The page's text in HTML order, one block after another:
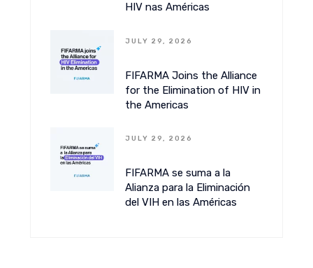
HIV nas Américas
JULY 29, 2026
FIFARMA Joins the Alliance
for the Elimination of HIV in
the Americas
JULY 29, 2026
FIFARMA se suma a la
Alianza para la Eliminación
del VIH en las Américas